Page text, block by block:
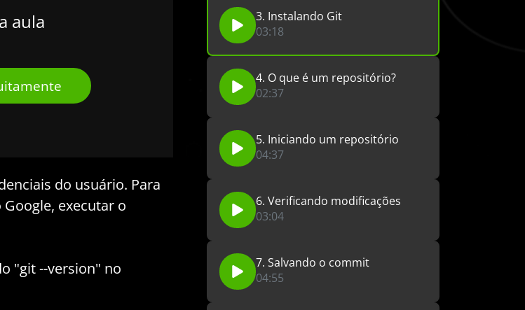
aula
do usuário. Para
executar o
"git --version" no
3. Instalando Git
03:18
4. O que é um repositório?
02:37
5. Iniciando um repositório
04:37
6. Verificando modificações
03:04
7. Salvando o commit
04:55